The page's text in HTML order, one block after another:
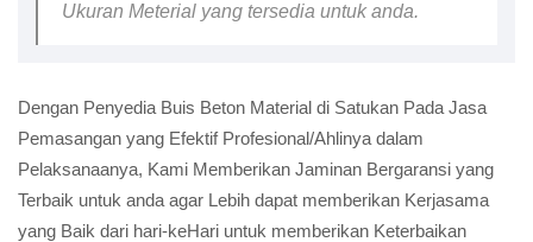
Ukuran Meterial yang tersedia untuk anda.
Dengan Penyedia Buis Beton Material di Satukan Pada Jasa
Pemasangan yang Efektif Profesional/Ahlinya dalam
Pelaksanaanya, Kami Memberikan Jaminan Bergaransi yang
Terbaik untuk anda agar Lebih dapat memberikan Kerjasama
yang Baik dari hari-keHari untuk memberikan Keterbaikan